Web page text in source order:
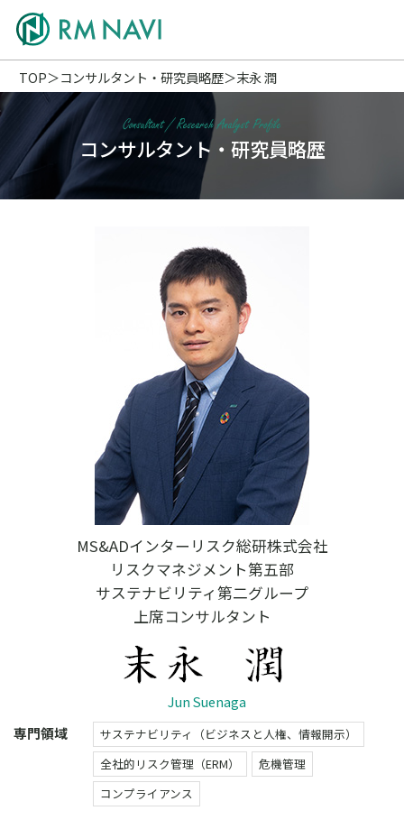
TOP コンサルタント・研究員略歴 末永 潤
コンサルタント・研究員略歴
MS&ADインターリスク総研株式会社
リスクマネジメント第五部
サステナビリティ第二グループ
上席コンサルタント
Jun Suenaga
専門領域
サステナビリティ（ビジネスと人権、情報開示）
全社的リスク管理（ERM）
危機管理
コンプライアンス